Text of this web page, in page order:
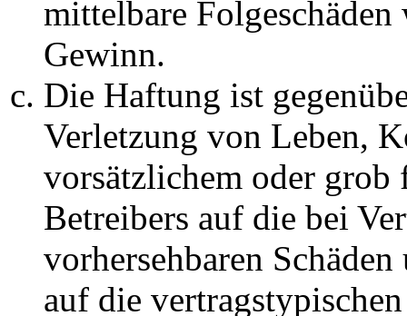
mittelbare Folgeschäden
Gewinn.
Die Haftung ist
Verletzung von Leben,
vorsätzlichem oder grob
Betreibers auf die bei
vorhersehbaren
auf die